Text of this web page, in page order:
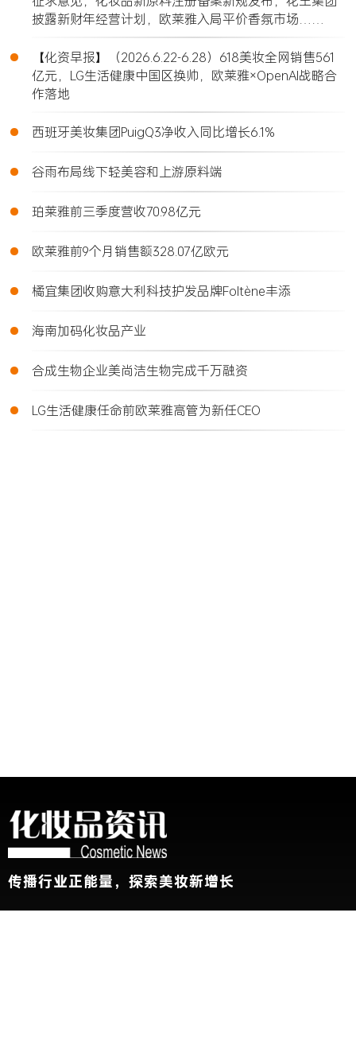
披露新财年经营计划，欧莱雅入局平价香氛市场……
•
【化资早报】（2026.6.22-6.28）618美妆全网销售561
亿元，LG生活健康中国区换帅，欧莱雅×OpenAI战略合
作落地
• 西班牙美妆集团PuigQ3净收入同比增长6.1%
• 谷雨布局线下轻美容和上游原料端
• 珀莱雅前三季度营收70.98亿元
• 欧莱雅前9个月销售额328.07亿欧元
• 橘宜集团收购意大利科技护发品牌Foltène丰添
• 海南加码化妆品产业
• 合成生物企业美尚洁生物完成千万融资
• LG生活健康任命前欧莱雅高管为新任CEO
传播行业正能量，探索美妆新增长